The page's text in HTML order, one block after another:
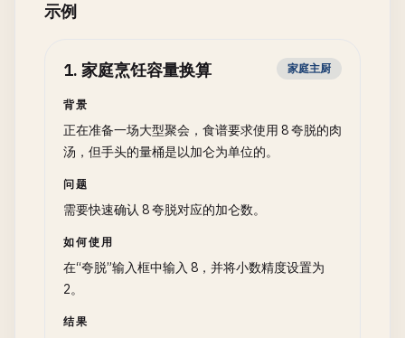
示例
1. 家庭烹饪容量换算 家庭主厨
背景
正在准备一场大型聚会，食谱要求使用 8 夸脱的肉
汤，但手头的量桶是以加仑为单位的。
问题
需要快速确认 8 夸脱对应的加仑数。
如何使用
在“夸脱”输入框中输入 8，并将小数精度设置为
2。
结果